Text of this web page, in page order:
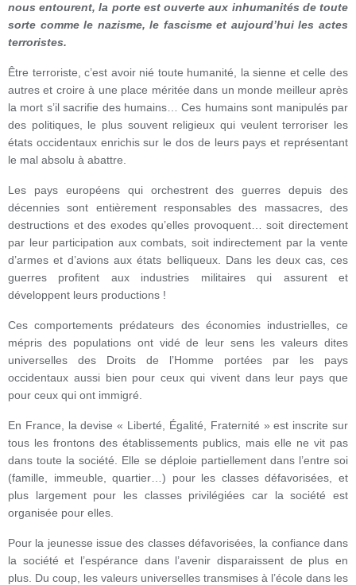
nous entourent, la porte est ouverte aux inhumanités de toute
sorte comme le nazisme, le fascisme et aujourd’hui les actes
terroristes.
Être terroriste, c’est avoir nié toute humanité, la sienne et celle des
autres et croire à une place méritée dans un monde meilleur après
la mort s’il sacrifie des humains… Ces humains sont manipulés par
des politiques, le plus souvent religieux qui veulent terroriser les
états occidentaux enrichis sur le dos de leurs pays et représentant
le mal absolu à abattre.
Les pays européens qui orchestrent des guerres depuis des
décennies sont entièrement responsables des massacres, des
destructions et des exodes qu’elles provoquent… soit directement
par leur participation aux combats, soit indirectement par la vente
d’armes et d’avions aux états belliqueux. Dans les deux cas, ces
guerres profitent aux industries militaires qui assurent et
développent leurs productions !
Ces comportements prédateurs des économies industrielles, ce
mépris des populations ont vidé de leur sens les valeurs dites
universelles des Droits de l’Homme portées par les pays
occidentaux aussi bien pour ceux qui vivent dans leur pays que
pour ceux qui ont immigré.
En France, la devise « Liberté, Égalité, Fraternité » est inscrite sur
tous les frontons des établissements publics, mais elle ne vit pas
dans toute la société. Elle se déploie partiellement dans l’entre soi
(famille, immeuble, quartier…) pour les classes défavorisées, et
plus largement pour les classes privilégiées car la société est
organisée pour elles.
Pour la jeunesse issue des classes défavorisées, la confiance dans
la société et l’espérance dans l’avenir disparaissent de plus en
plus. Du coup, les valeurs universelles transmises à l’école dans les